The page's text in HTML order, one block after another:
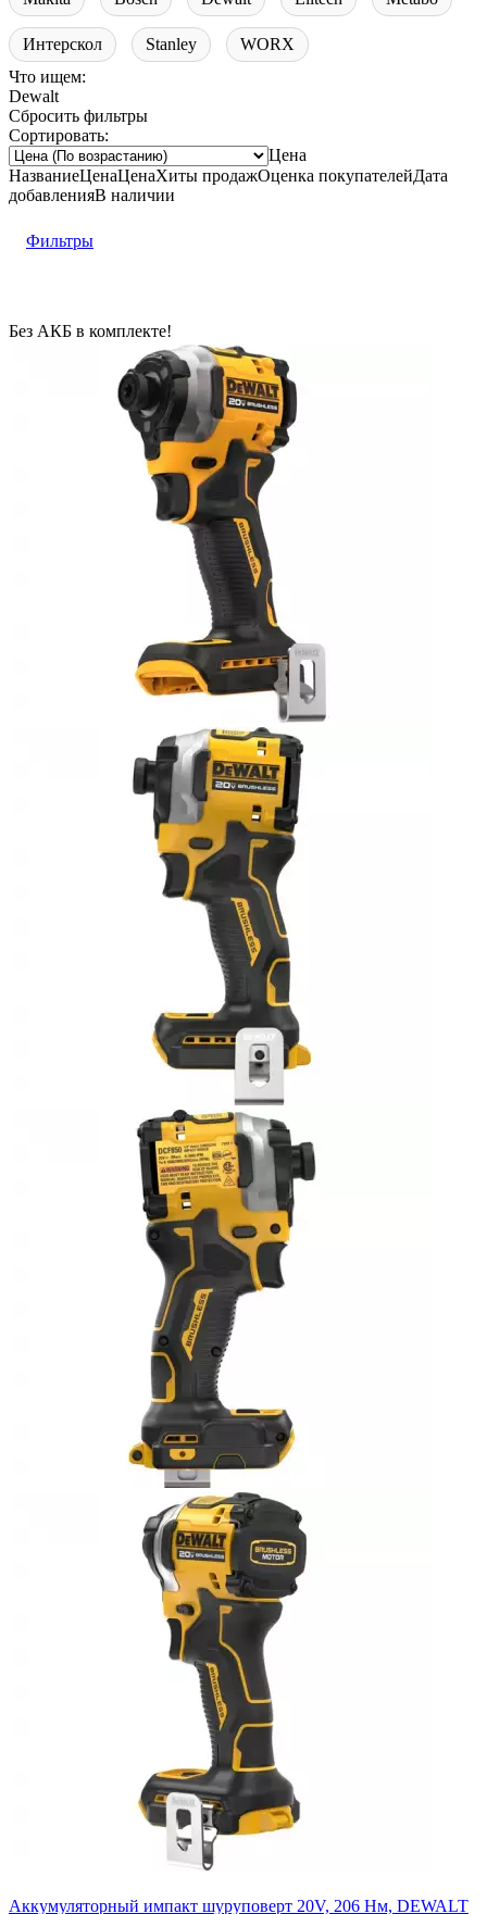
Интерскол Stanley
WORX
Что ищем:
Dewalt
Сбросить фильтры
Сортировать:
Цена
НазваниеЦенаЦенаХиты продажОценка покупателейДата
добавленияВ наличии
Фильтры
Без АКБ в комплекте!
Аккумуляторный импакт шуруповерт 20V, 206 Нм, DEWALT